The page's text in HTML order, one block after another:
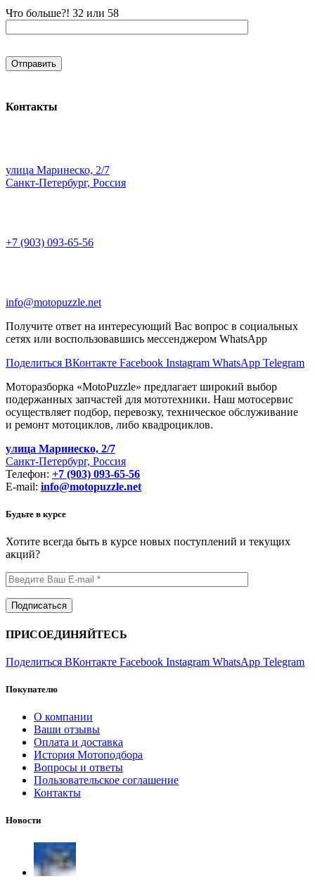
Что больше?! 32 или 58
Контакты
улица Маринеско, 2/7
Санкт-Петербург, Россия
+7 (903) 093-65-56
info@motopuzzle.net
Получите ответ на интересующий Вас вопрос в социальных
сетях или воспользовавшись мессенджером WhatsApp
Поделиться ВКонтакте Facebook Instagram WhatsApp Telegram
Моторазборка «MotoPuzzle» предлагает широкий выбор
подержанных запчастей для мототехники. Наш мотосервис
осуществляет подбор, перевозку, техническое обслуживание
и ремонт мотоциклов, либо квадроциклов.
улица Маринеско, 2/7
Санкт-Петербург, Россия
Телефон: +7 (903) 093-65-56
E-mail: info@motopuzzle.net
Будьте в курсе
Хотите всегда быть в курсе новых поступлений и текущих
акций?
ПРИСОЕДИНЯЙТЕСЬ
Поделиться ВКонтакте Facebook Instagram WhatsApp Telegram
Покупателю
О компании
Ваши отзывы
Оплата и доставка
История Мотоподбора
Вопросы и ответы
Пользовательское соглашение
Контакты
Новости